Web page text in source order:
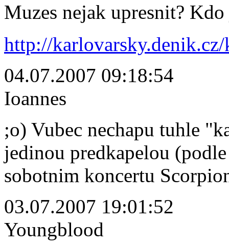
Muzes nejak upresnit?
http://
04.07.2007 09:18:54
Ioannes
;o) Vubec nechapu tuhle
jedinou predkapelou
sobotnim koncertu
03.07.2007 19:01:52
Youngblood